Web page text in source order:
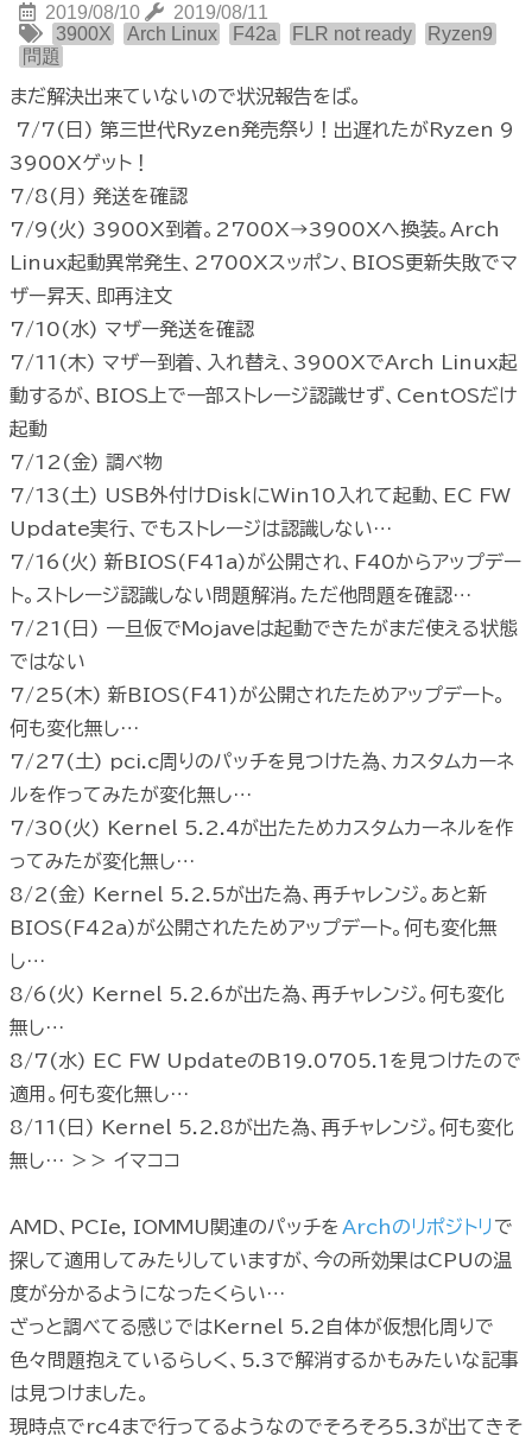
2019/08/10
2019/08/11
3900X
Arch Linux F42a FLR not ready
Ryzen9
問題
まだ解決出来ていないので状況報告をば。
7/7(日) 第三世代Ryzen発売祭り！出遅れたがRyzen 9
3900Xゲット！
7/8(月) 発送を確認
7/9(火) 3900X到着。2700X→3900Xへ換装。Arch
Linux起動異常発生、2700Xスッポン、BIOS更新失敗でマ
ザー昇天、即再注文
7/10(水) マザー発送を確認
7/11(木) マザー到着、入れ替え、3900XでArch Linux起
動するが、BIOS上で一部ストレージ認識せず、CentOSだけ
起動
7/12(金) 調べ物
7/13(土) USB外付けDiskにWin10入れて起動、EC FW
Update実行、でもストレージは認識しない…
7/16(火) 新BIOS(F41a)が公開され、F40からアップデー
ト。ストレージ認識しない問題解消。ただ他問題を確認…
7/21(日) 一旦仮でMojaveは起動できたがまだ使える状態
ではない
7/25(木) 新BIOS(F41)が公開されたためアップデート。
何も変化無し…
7/27(土) pci.c周りのパッチを見つけた為、カスタムカーネ
ルを作ってみたが変化無し…
7/30(火) Kernel 5.2.4が出たためカスタムカーネルを作
ってみたが変化無し…
8/2(金) Kernel 5.2.5が出た為、再チャレンジ。あと新
BIOS(F42a)が公開されたためアップデート。何も変化無
し…
8/6(火) Kernel 5.2.6が出た為、再チャレンジ。何も変化
無し…
8/7(水) EC FW UpdateのB19.0705.1を見つけたので
適用。何も変化無し…
8/11(日) Kernel 5.2.8が出た為、再チャレンジ。何も変化
無し… ＞＞ イマココ
AMD、PCIe, IOMMU関連のパッチを Archのリポジトリ で
探して適用してみたりしていますが、今の所効果はCPUの温
度が分かるようになったくらい…
ざっと調べてる感じではKernel 5.2自体が仮想化周りで
色々問題抱えているらしく、5.3で解消するかもみたいな記事
は見つけました。
現時点でrc4まで行ってるようなのでそろそろ5.3が出てきそ